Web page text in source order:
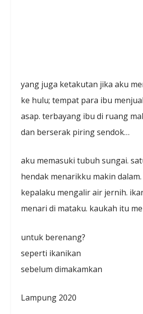
yang juga ketakutan jika aku
ke hulu; tempat para ibu
asap. terbayang ibu di ruang
dan berserak piring sendok…
aku memasuki tubuh sungai.
hendak menarikku makin dalam.
kepalaku mengalir air jernih.
menari di mataku. kaukah itu
untuk berenang?
seperti ikanikan
sebelum dimakamkan
Lampung 2020